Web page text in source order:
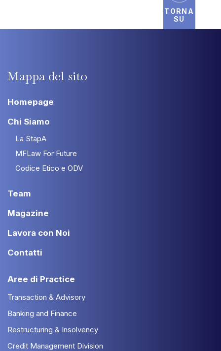
TORNA
SU
Mappa del sito
Homepage
Chi Siamo
La StapA
MFLaw For Future
Codice Etico e ODV
Team
Magazine
Lavora con Noi
Contatti
Aree di Practice
Transaction & Advisory
Banking and Finance
Restructuring & Insolvency
Credit Management Division